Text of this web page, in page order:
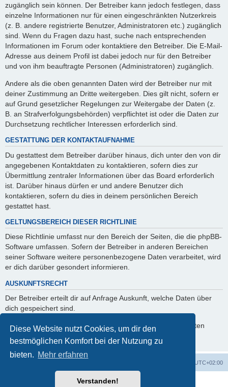
Diese Website nutzt Cookies, um dir den
bestmöglichen Komfort bei der Nutzung zu
bieten. Mehr erfahren
Verstanden!
zugänglich sein können. Der Betreiber kann jedoch festlegen, dass
einzelne Informationen nur für einen eingeschränkten Nutzerkreis
(z. B. andere registrierte Benutzer, Administratoren etc.) zugänglich
sind. Wenn du Fragen dazu hast, suche nach entsprechenden
Informationen im Forum oder kontaktiere den Betreiber. Die E-Mail-
Adresse aus deinem Profil ist dabei jedoch nur für den Betreiber
und von ihm beauftragte Personen (Administratoren) zugänglich.
Andere als die oben genannten Daten wird der Betreiber nur mit
deiner Zustimmung an Dritte weitergeben. Dies gilt nicht, sofern er
auf Grund gesetzlicher Regelungen zur Weitergabe der Daten (z.
B. an Strafverfolgungsbehörden) verpflichtet ist oder die Daten zur
Durchsetzung rechtlicher Interessen erforderlich sind.
GESTATTUNG DER KONTAKTAUFNAHME
Du gestattest dem Betreiber darüber hinaus, dich unter den von dir
angegebenen Kontaktdaten zu kontaktieren, sofern dies zur
Übermittlung zentraler Informationen über das Board erforderlich
ist. Darüber hinaus dürfen er und andere Benutzer dich
kontaktieren, sofern du dies in deinem persönlichen Bereich
gestattet hast.
GELTUNGSBEREICH DIESER RICHTLINIE
Diese Richtlinie umfasst nur den Bereich der Seiten, die die phpBB-
Software umfassen. Sofern der Betreiber in anderen Bereichen
seiner Software weitere personenbezogene Daten verarbeitet, wird
er dich darüber gesondert informieren.
AUSKUNFTSRECHT
Der Betreiber erteilt dir auf Anfrage Auskunft, welche Daten über
dich gespeichert sind.
Du kannst jederzeit die Löschung bzw. Sperrung deiner Daten
verlangen. Kontaktiere hierzu bitte den Betreiber.
UTC+02:00
Powered byphpBB® Forum Software © phpBB Limited